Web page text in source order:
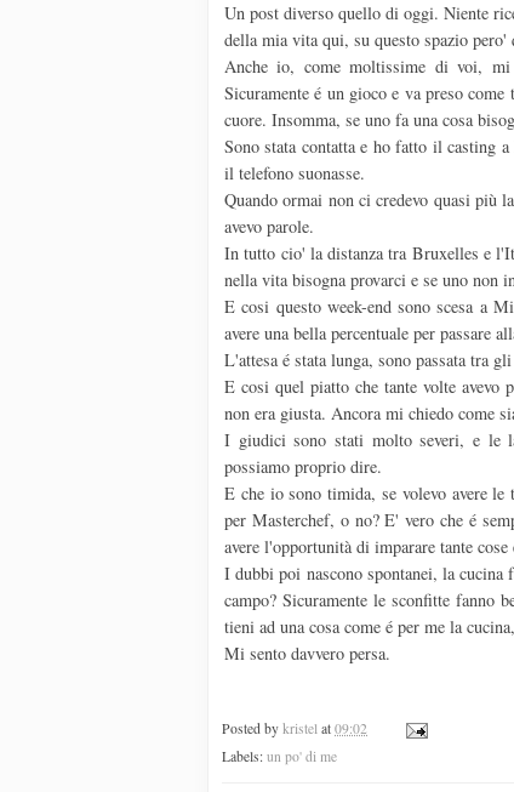
Un post diverso quello di oggi. Niente
della mia vita qui, su questo spazio
Anche io, come moltissime di voi,
Sicuramente é un gioco e va preso
cuore. Insomma, se uno fa una cosa
Sono stata contatta e ho fatto il casting
il telefono suonasse.
Quando ormai non ci credevo quasi più
avevo parole.
In tutto cio' la distanza tra Bruxelles e
nella vita bisogna provarci e se uno non
E cosi questo week-end sono scesa a
avere una bella percentuale per passare
L'attesa é stata lunga, sono passata tra
E cosi quel piatto che tante volte avevo
non era giusta. Ancora mi chiedo come
I giudici sono stati molto severi, e le
possiamo proprio dire.
E che io sono timida, se volevo avere
per Masterchef, o no? E' vero che é
avere l'opportunità di imparare tante
I dubbi poi nascono spontanei, la cucina
campo? Sicuramente le sconfitte fanno
tieni ad una cosa come é per me la
Mi sento davvero persa.
Posted by kristel at 09:02
Labels: un po' di me